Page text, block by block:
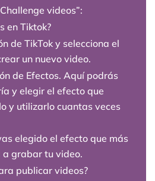
videos”:
en Tiktok?
de TikTok y selecciona el
un nuevo video.
de Efectos. Aquí podrás
y elegir el efecto que
y utilizarlo cuantas veces
elegido el efecto que más
a grabar tu video.
publicar videos?